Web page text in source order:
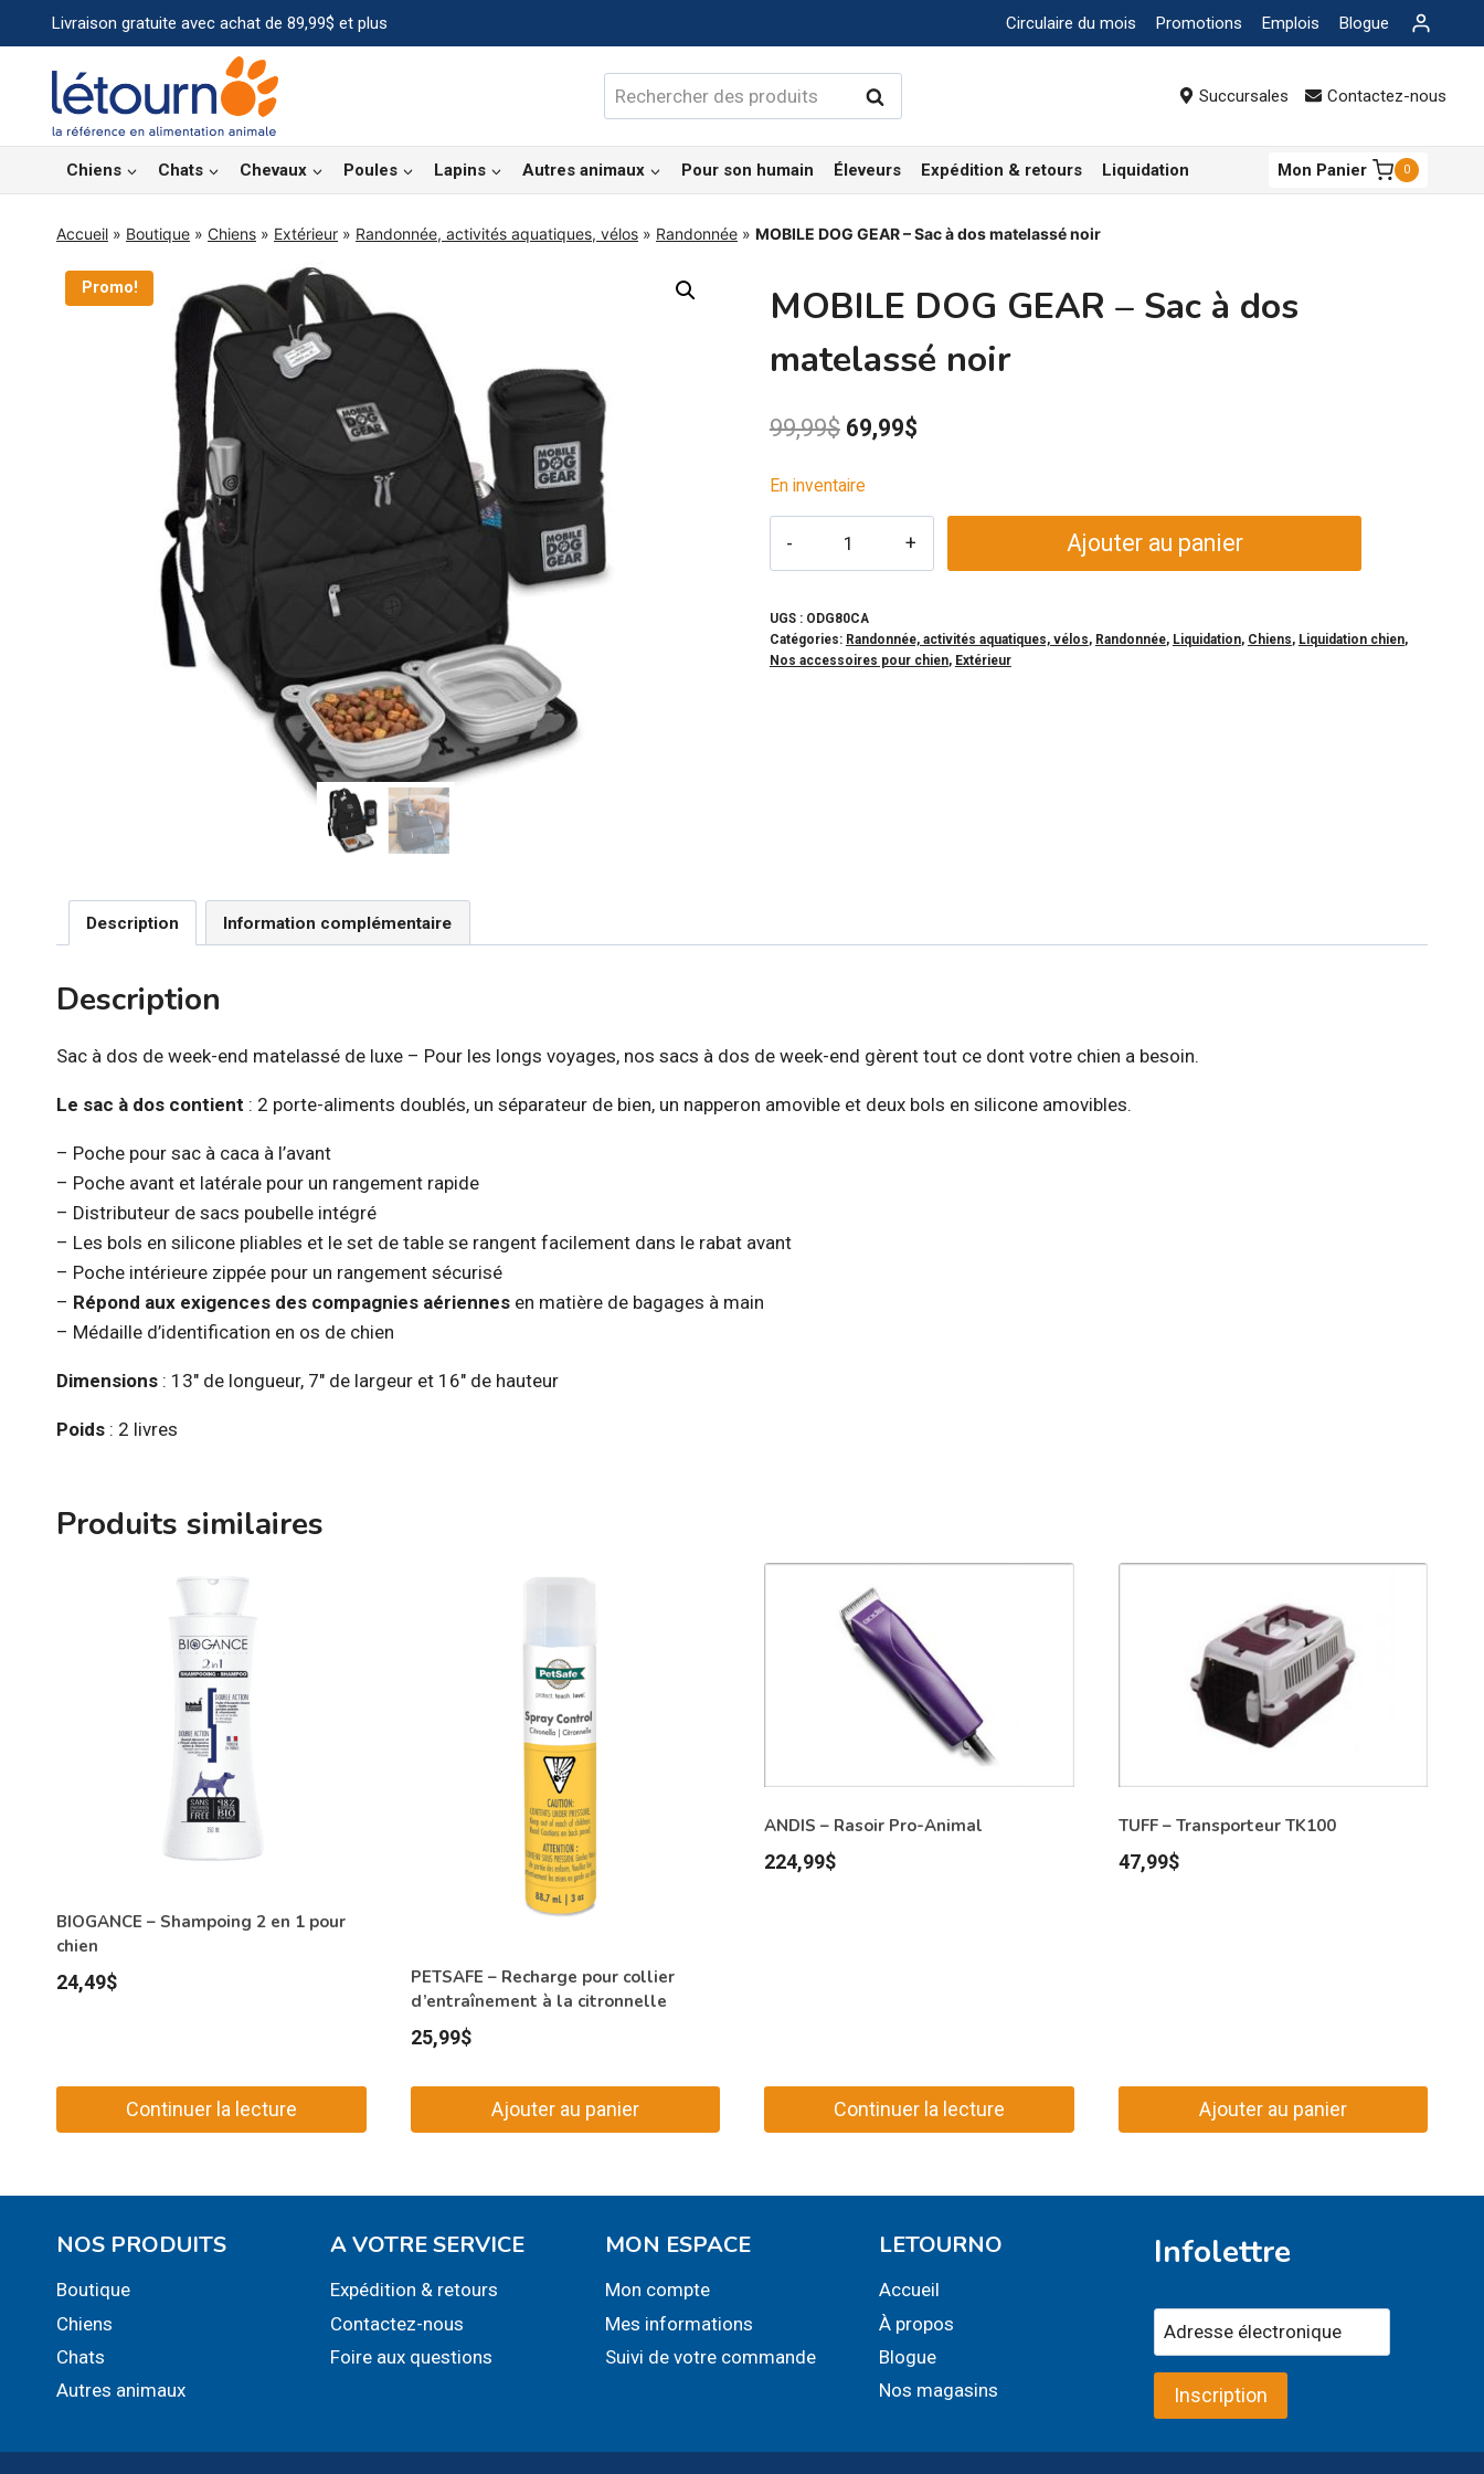
au
contenu
Livraison gratuite avec achat de 89,99$ et plus Circulaire du mois Promotions Emplois Blogue
Rechercher : Rechercher Succursales Contactez-nous
Chiens Chats Chevaux Poules Lapins Autres animaux Pour son humain Éleveurs Expédition & retours Liquidation Mon Panier 0
Accueil » Boutique » Chiens » Extérieur » Randonnée, activités aquatiques, vélos » Randonnée » MOBILE DOG GEAR – Sac à dos matelassé noir
Promo!
MOBILE DOG GEAR – Sac à dos
matelassé noir
99,99$ Le
était :
99,99$.
69,99$Le
69,99$.
En inventaire
DOG
GEAR
Ajouter au panier
UGS : ODG80CA
Catégories: Randonnée, activités aquatiques, vélos, Randonnée, Liquidation, Chiens, Liquidation chien,
Nos accessoires pour chien, Extérieur
Description Information complémentaire
Description
Sac à dos de week-end matelassé de luxe – Pour les longs voyages, nos sacs à dos de week-end gèrent tout ce dont votre chien a besoin.
Le sac à dos contient : 2 porte-aliments doublés, un séparateur de bien, un napperon amovible et deux bols en silicone amovibles.
– Poche pour sac à caca à l’avant
– Poche avant et latérale pour un rangement rapide
– Distributeur de sacs poubelle intégré
– Les bols en silicone pliables et le set de table se rangent facilement dans le rabat avant
– Poche intérieure zippée pour un rangement sécurisé
– Répond aux exigences des compagnies aériennes en matière de bagages à main
– Médaille d’identification en os de chien
Dimensions : 13″ de longueur, 7″ de largeur et 16″ de hauteur
Poids : 2 livres
Produits similaires
BIOGANCE – Shampoing 2 en 1 pour
chien
24,49$
Continuer la lecture
PETSAFE – Recharge pour collier
d’entraînement à la citronnelle
25,99$
Ajouter au panier
ANDIS – Rasoir Pro-Animal
224,99$
Continuer la lecture
TUFF – Transporteur TK100
47,99$
Ajouter au panier
NOS PRODUITS
Boutique
Chiens
Chats
Autres animaux
A VOTRE SERVICE
Expédition & retours
Contactez-nous
Foire aux questions
MON ESPACE
Mon compte
Mes informations
Suivi de votre commande
LETOURNO
Accueil
À propos
Blogue
Nos magasins
Infolettre
Inscription